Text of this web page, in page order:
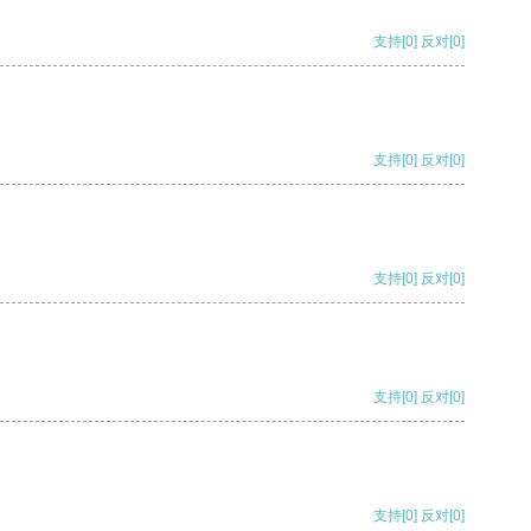
支持[0] 反对[0]
支持[0] 反对[0]
支持[0] 反对[0]
支持[0] 反对[0]
支持[0] 反对[0]